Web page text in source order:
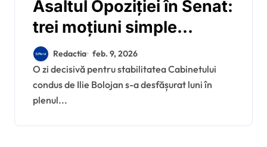
Asaltul Opoziției în Senat:
trei moțiuni simple
împotriva Guvernului
Bolojan, dezbătute sub
semnul tensiunii
Redactia feb. 9, 2026
O zi decisivă pentru stabilitatea Cabinetului
condus de Ilie Bolojan s-a desfășurat luni în
plenul...